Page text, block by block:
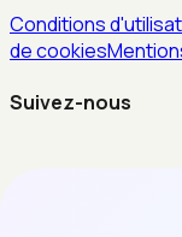
Conditions
de cookies
Suivez-nous